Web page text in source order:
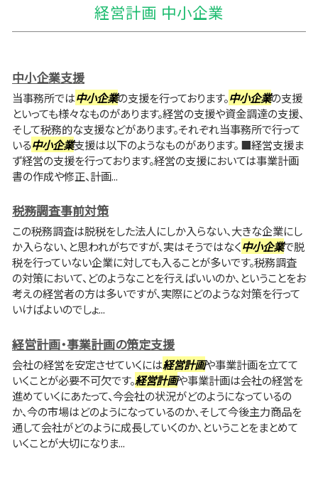
経営計画 中小企業
中小企業支援
当事務所では中小企業の支援を行っております。中小企業の支援
といっても様々なものがあります。経営の支援や資金調達の支援、
そして税務的な支援などがあります。それぞれ当事務所で行って
いる中小企業支援は以下のようなものがあります。 ■経営支援ま
ず経営の支援を行っております。経営の支援においては事業計画
書の作成や修正、計画...
税務調査事前対策
この税務調査は脱税をした法人にしか入らない、大きな企業にし
か入らない、と思われがちですが、実はそうではなく中小企業で脱
税を行っていない企業に対しても入ることが多いです。税務調査
の対策において、どのようなことを行えばいいのか、ということをお
考えの経営者の方は多いですが、実際にどのような対策を行って
いけばよいのでしょ...
経営計画・事業計画の策定支援
会社の経営を安定させていくには経営計画や事業計画を立てて
いくことが必要不可欠です。経営計画や事業計画は会社の経営を
進めていくにあたって、今会社の状況がどのようになっているの
か、今の市場はどのようになっているのか、そして今後主力商品を
通して会社がどのように成長していくのか、ということをまとめて
いくことが大切になりま...